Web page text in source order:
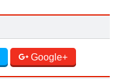
Google+